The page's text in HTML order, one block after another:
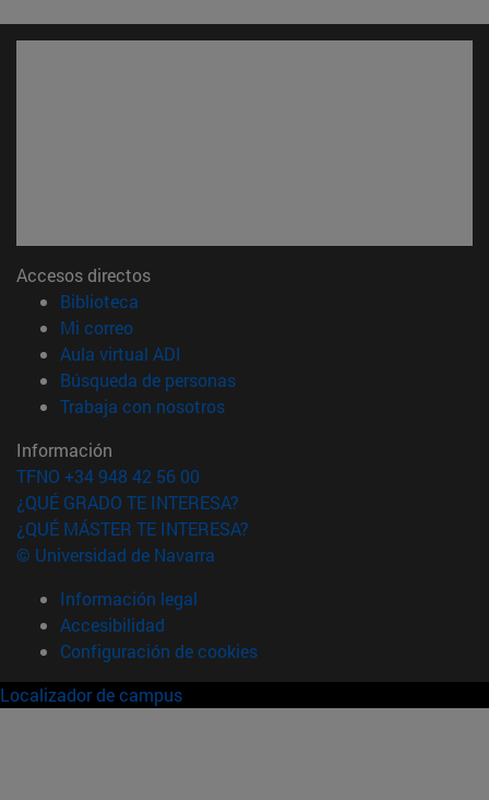
Accesos directos
Biblioteca
Mi correo(abre en nueva ventana)
Aula virtual ADI
Búsqueda de personas(abre en nueva ventana)
Trabaja con nosotros(abre en nueva ventana)
Información
TFNO +34 948 42 56 00
¿QUÉ GRADO TE INTERESA?
¿QUÉ MÁSTER TE INTERESA?
© Universidad de Navarra
Información legal
Accesibilidad
Configuración de cookies
Localizador de campus